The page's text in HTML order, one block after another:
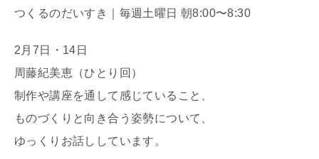
つくるのだいすき｜毎週土曜日 朝8:00〜8:30
2月7日・14日
周藤紀美恵（ひとり回）
制作や講座を通して感じていること、
ものづくりと向き合う姿勢について、
ゆっくりお話ししています。